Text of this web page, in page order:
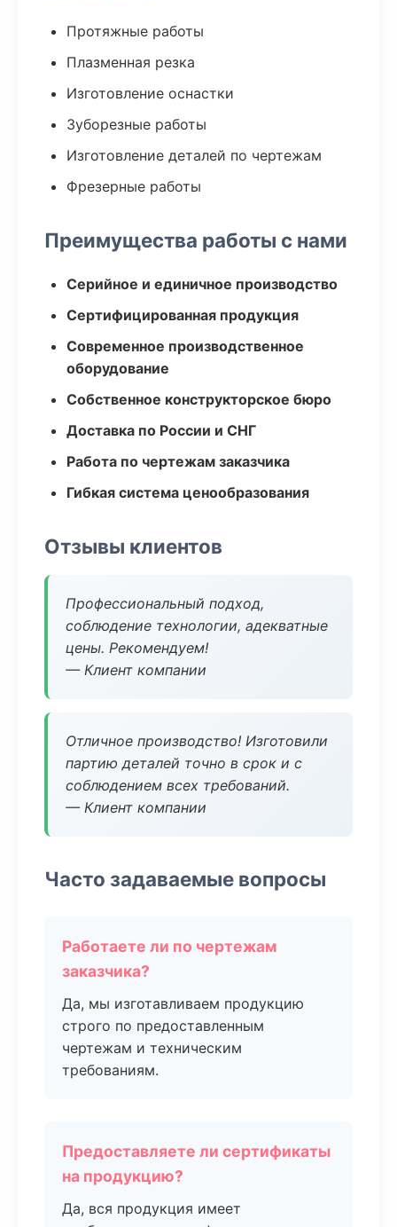
Протяжные работы
Плазменная резка
Изготовление оснастки
Зуборезные работы
Изготовление деталей по чертежам
Фрезерные работы
Преимущества работы с нами
Серийное и единичное производство
Сертифицированная продукция
Современное производственное
оборудование
Собственное конструкторское бюро
Доставка по России и СНГ
Работа по чертежам заказчика
Гибкая система ценообразования
Отзывы клиентов
Профессиональный подход,
соблюдение технологии, адекватные
цены. Рекомендуем!
— Клиент компании
Отличное производство! Изготовили
партию деталей точно в срок и с
соблюдением всех требований.
— Клиент компании
Часто задаваемые вопросы
Работаете ли по чертежам
заказчика?
Да, мы изготавливаем продукцию
строго по предоставленным
чертежам и техническим
требованиям.
Предоставляете ли сертификаты
на продукцию?
Да, вся продукция имеет